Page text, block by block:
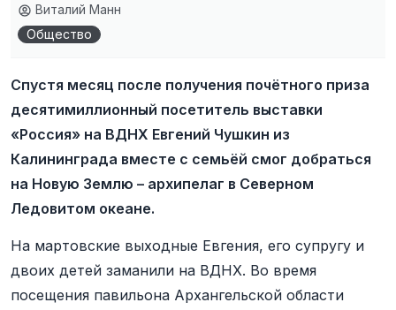
Виталий Манн
Общество
Спустя месяц после получения почётного приза
десятимиллионный посетитель выставки
«Россия» на ВДНХ Евгений Чушкин из
Калининграда вместе с семьёй смог добраться
на Новую Землю – архипелаг в Северном
Ледовитом океане.
На мартовские выходные Евгения, его супругу и
двоих детей заманили на ВДНХ. Во время
посещения павильона Архангельской области